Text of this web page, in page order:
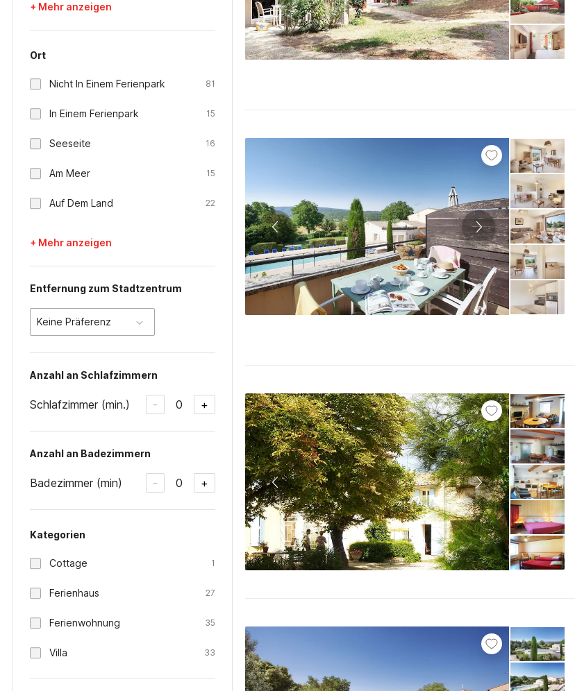
+ Mehr anzeigen
Ort
Nicht In Einem Ferienpark 81
In Einem Ferienpark 15
Seeseite 16
Am Meer 15
Auf Dem Land 22
+ Mehr anzeigen
Entfernung zum Stadtzentrum
Keine Präferenz
Anzahl an Schlafzimmern
Schlafzimmer (min.) - 0 +
Anzahl an Badezimmern
Badezimmer (min) - 0 +
Kategorien
Cottage 1
Ferienhaus 27
Ferienwohnung 35
Villa 33